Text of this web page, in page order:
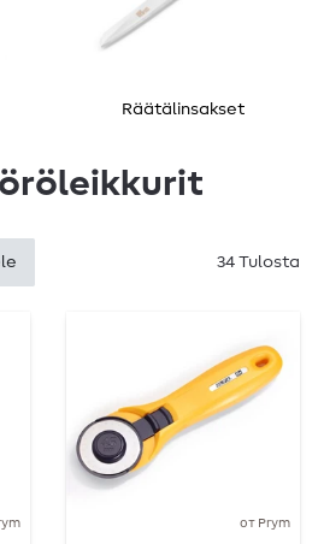
Räätälinsakset
34 Tulosta
от Prym